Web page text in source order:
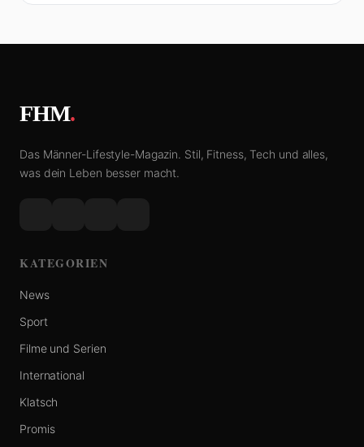
FHM.
Das Männer-Lifestyle-Magazin. Stil, Fitness, Tech und alles,
was dein Leben besser macht.
KATEGORIEN
News
Sport
Filme und Serien
International
Klatsch
Promis